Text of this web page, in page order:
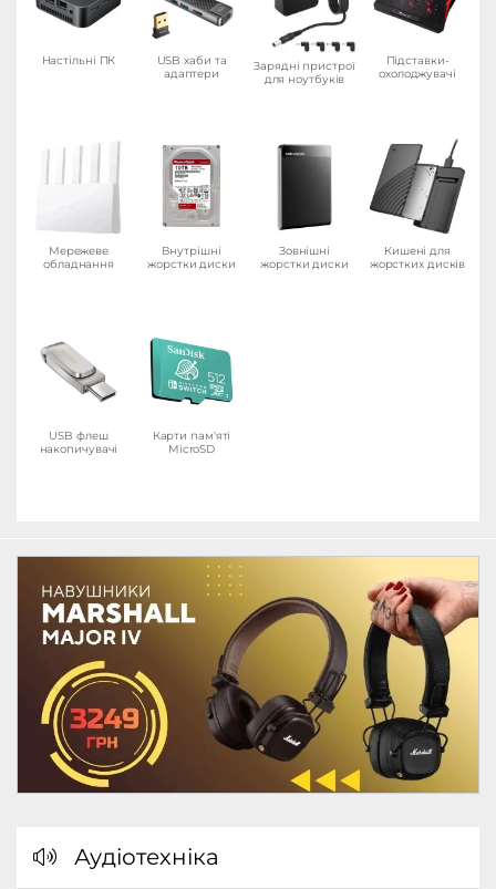
Настільні ПК
USB хаби та
адаптери
Зарядні пристрої
для ноутбуків
Підставки-
охолоджувачі
Мережеве
обладнання
Внутрішні
жорстки диски
Зовнішні
жорстки диски
Кишені для
жорстких дисків
USB флеш
накопичувачі
Карти пам'яті
MicroSD
Аудіотехніка